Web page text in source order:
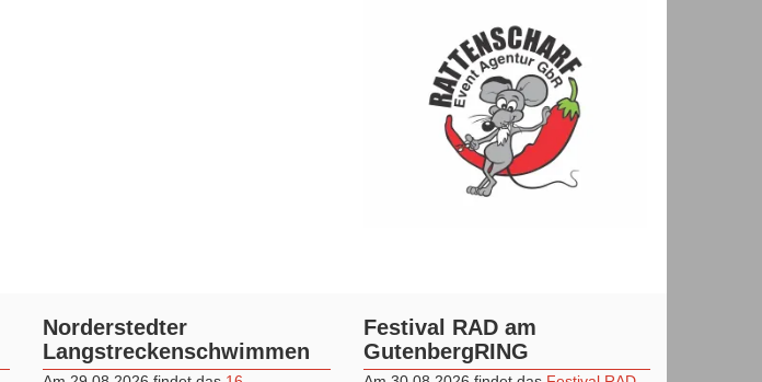
Norderstedter
Langstreckenschwimmen
Festival RAD am
GutenbergRING